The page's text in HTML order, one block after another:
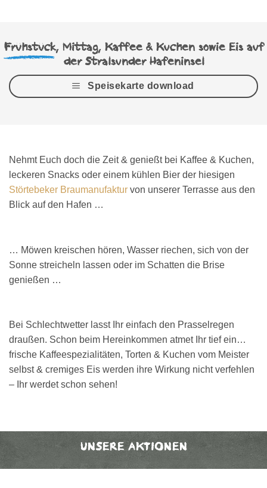
Frühstück, Mittag, Kaffee & Kuchen sowie Eis auf
der Stralsunder Hafeninsel
Speisekarte download
Nehmt Euch doch die Zeit & genießt bei Kaffee & Kuchen,
leckeren Snacks oder einem kühlen Bier der hiesigen
Störtebeker Braumanufaktur von unserer Terrasse aus den
Blick auf den Hafen …
… Möwen kreischen hören, Wasser riechen, sich von der
Sonne streicheln lassen oder im Schatten die Brise
genießen …
Bei Schlechtwetter lasst Ihr einfach den Prasselregen
draußen. Schon beim Hereinkommen atmet Ihr tief ein…
frische Kaffeespezialitäten, Torten & Kuchen vom Meister
selbst & cremiges Eis werden ihre Wirkung nicht verfehlen
– Ihr werdet schon sehen!
UNSERE AKTIONEN